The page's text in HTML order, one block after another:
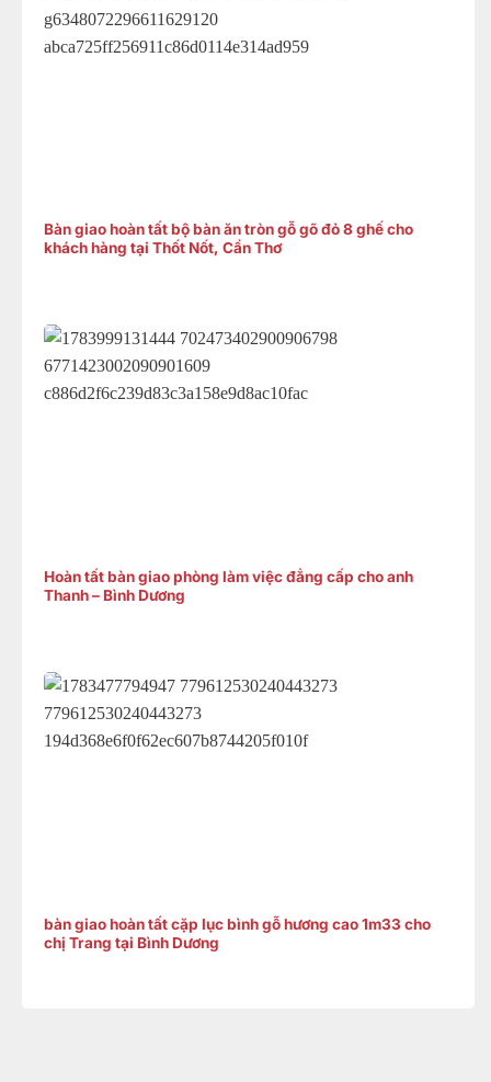
Bàn giao hoàn tất bộ bàn ăn tròn gỗ gõ đỏ 8 ghế cho
khách hàng tại Thốt Nốt, Cần Thơ
Hoàn tất bàn giao phòng làm việc đẳng cấp cho anh
Thanh – Bình Dương
bàn giao hoàn tất cặp lục bình gỗ hương cao 1m33 cho
chị Trang tại Bình Dương